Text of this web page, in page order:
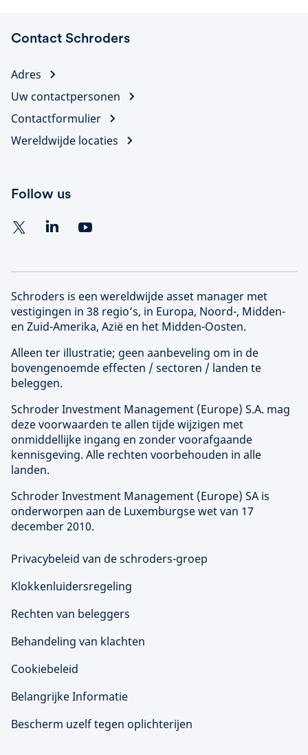
Contact Schroders
Adres
Uw contactpersonen
Contactformulier
Wereldwijde locaties
Follow us
Schroders is een wereldwijde asset manager met
vestigingen in 38 regio’s, in Europa, Noord-, Midden-
en Zuid-Amerika, Azië en het Midden-Oosten.
Alleen ter illustratie; geen aanbeveling om in de
bovengenoemde effecten / sectoren / landen te
beleggen.
Schroder Investment Management (Europe) S.A. mag
deze voorwaarden te allen tijde wijzigen met
onmiddellijke ingang en zonder voorafgaande
kennisgeving. Alle rechten voorbehouden in alle
landen.
Schroder Investment Management (Europe) SA is
onderworpen aan de Luxemburgse wet van 17
december 2010.
Privacybeleid van de schroders-groep
Klokkenluidersregeling
Rechten van beleggers
Behandeling van klachten
Cookiebeleid
Belangrijke Informatie
Bescherm uzelf tegen oplichterijen